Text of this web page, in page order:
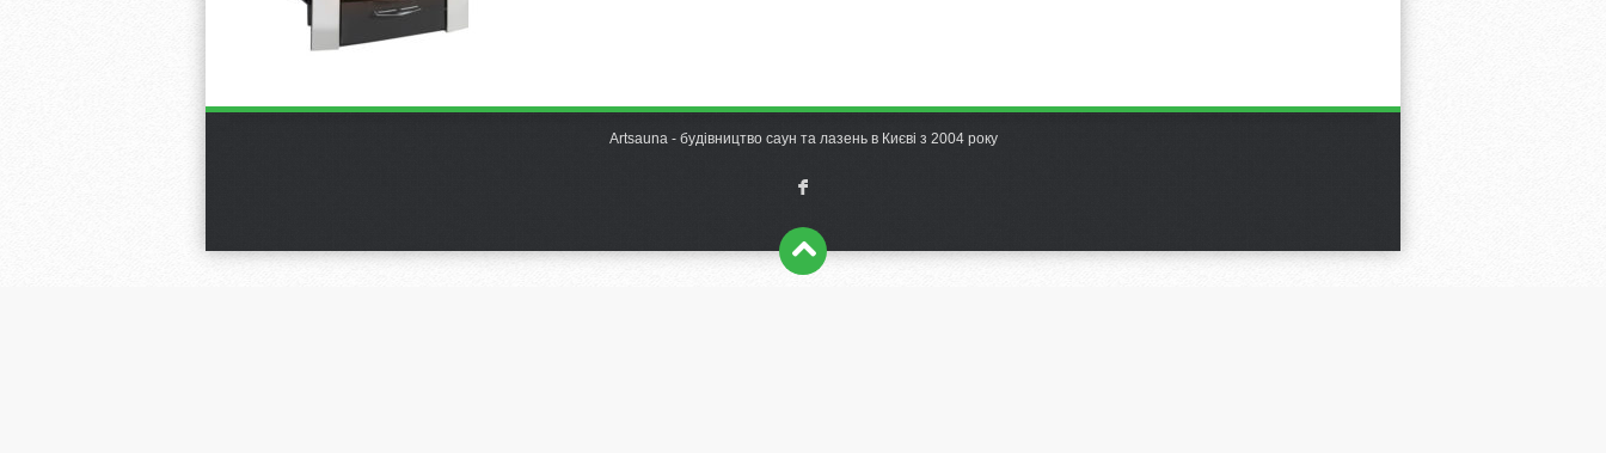
Artsauna - будівництво саун та лазень в Києві з 2004 року
F